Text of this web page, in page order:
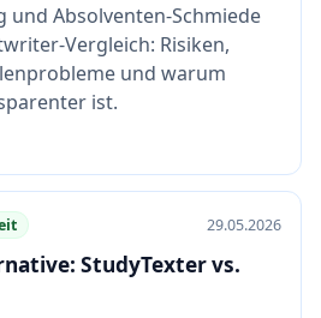
und Absolventen-Schmiede
Vergleich: Risiken,
und warum
ist.
29.05.2026
StudyTexter vs.